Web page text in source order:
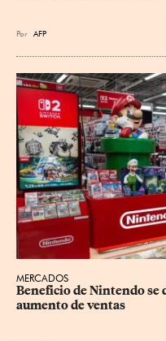
Por AFP
MERCADOS
Beneficio de Nintendo se
aumento de ventas